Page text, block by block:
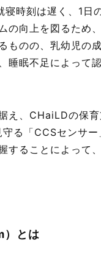
時刻は遅く、1日
の向上を図るため
ものの、乳幼児の
睡眠不足によって
え、CHaiLDの保
る「CCSセンサー
することによって
とは